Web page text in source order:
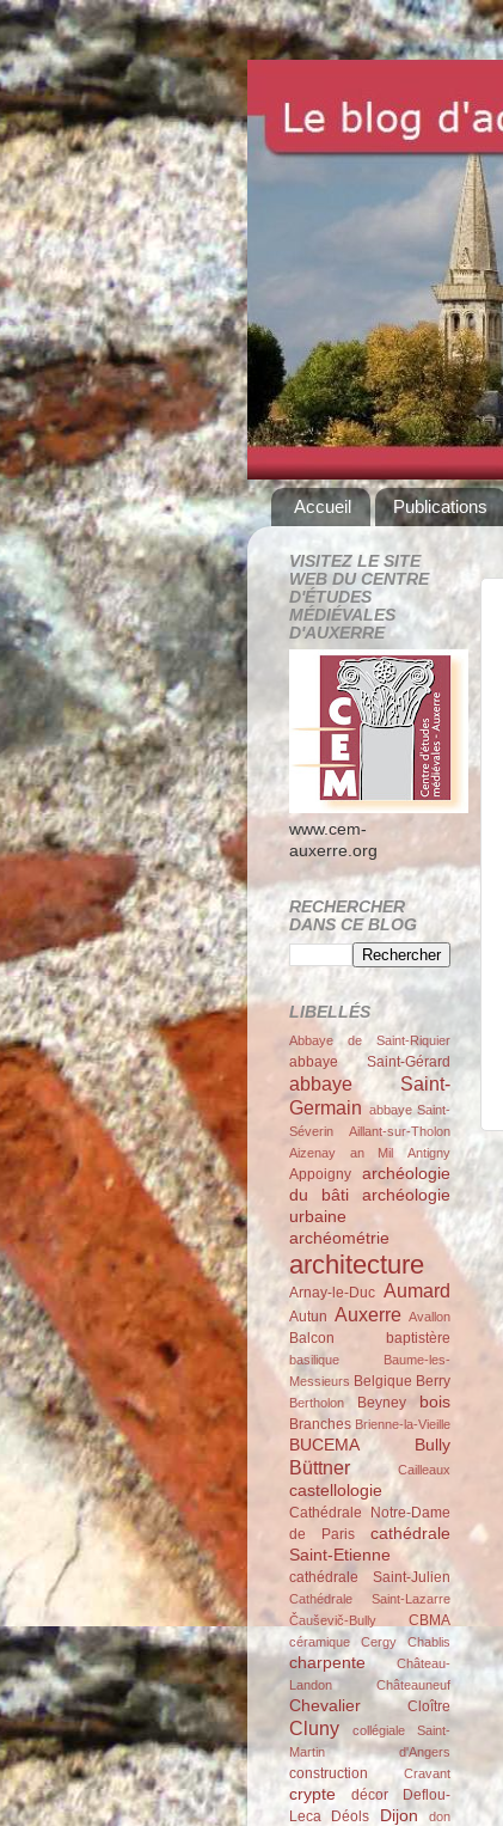
Accueil Publications
VISITEZ LE SITE
WEB DU CENTRE
D'ÉTUDES
MÉDIÉVALES
D'AUXERRE
www.cem-
auxerre.org
RECHERCHER
DANS CE BLOG
LIBELLÉS
Abbaye de Saint-Riquier
abbaye Saint-Gérard
abbaye Saint-
Germain abbaye Saint-
Séverin
Aillant-sur-Tholon
Aizenay
an Mil Antigny
Appoigny
archéologie
du bâti
archéologie
urbaine
archéométrie
architecture
Arnay-le-Duc Aumard
Autun Auxerre Avallon
Balcon baptistère
basilique
Baume-les-
Messieurs Belgique Berry
Bertholon Beyney bois
Branches Brienne-la-Vieille
BUCEMA Bully
Büttner Cailleaux
castellologie
Cathédrale Notre-Dame
de Paris
cathédrale
Saint-Etienne
cathédrale Saint-Julien
Cathédrale Saint-Lazarre
Čauševič-Bully
CBMA
céramique Cergy Chablis
charpente
Château-
Landon
Châteauneuf
Chevalier Cloître
Cluny
collégiale Saint-
Martin d'Angers
construction Cravant
crypte décor
Deflou-
Leca
Déols Dijon
don